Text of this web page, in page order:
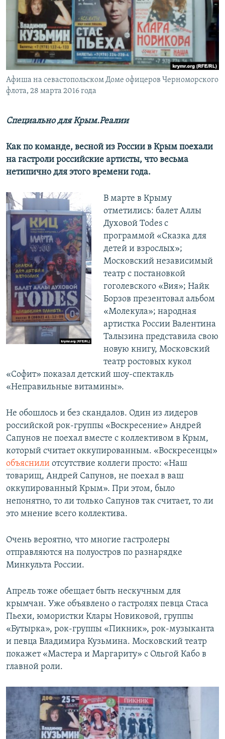
ПОБЕДИТЕЛЕЙ НЕ СУДЯТ?
КРЫМ.НЕПОКОРЕННЫЙ
ELIFBE
УКРАИНСКАЯ ПРОБЛЕМА КРЫМА
ПРИСОЕДИНЯЙТЕСЬ!
Все сайты RFE/RL
Афиша на севастопольском Доме офицеров Черноморского
флота, 28 марта 2016 года
Специально для Крым.Реалии
Как по команде, весной из России в Крым поехали
на гастроли российские артисты, что весьма
нетипично для этого времени года.
В марте в Крыму
отметились: балет Аллы
Духовой Todes с
программой «Сказка для
детей и взрослых»;
Московский независимый
театр с постановкой
гоголевского «Вия»; Найк
Борзов презентовал альбом
«Молекула»; народная
артистка России Валентина
Талызина представила свою
новую книгу, Московский
театр ростовых кукол
«Софит» показал детский шоу-спектакль
«Неправильные витамины».
Не обошлось и без скандалов. Один из лидеров
российской рок-группы «Воскресение» Андрей
Сапунов не поехал вместе с коллективом в Крым,
который считает оккупированным. «Воскресенцы»
объяснили отсутствие коллеги просто: «Наш
товарищ, Андрей Сапунов, не поехал в ваш
оккупированный Крым». При этом, было
непонятно, то ли только Сапунов так считает, то ли
это мнение всего коллектива.
Очень вероятно, что многие гастролеры
отправляются на полуостров по разнарядке
Минкульта России.
Апрель тоже обещает быть нескучным для
крымчан. Уже объявлено о гастролях певца Стаса
Пьехи, юмористки Клары Новиковой, группы
«Бутырка», рок-группы «Пикник», рок-музыканта
и певца Владимира Кузьмина. Московский театр
покажет «Мастера и Маргариту» с Ольгой Кабо в
главной роли.